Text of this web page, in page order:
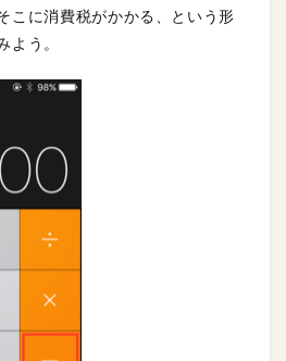
こに消費税がかかる、という形
よう。